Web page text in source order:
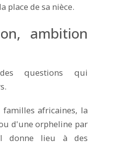
place de sa nièce.
ambition
questions qui
familles africaines, la
d'une orpheline par
donne lieu à des